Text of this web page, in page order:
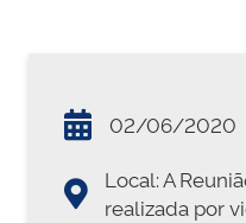
02/06/2020
Local: A
realizada por